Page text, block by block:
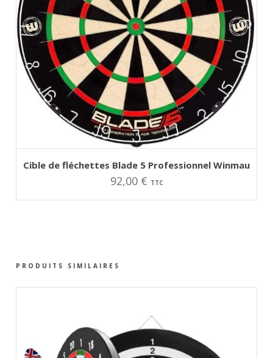
Cible de fléchettes Blade 5 Professionnel Winmau
92,00 € TTC
PRODUITS SIMILAIRES